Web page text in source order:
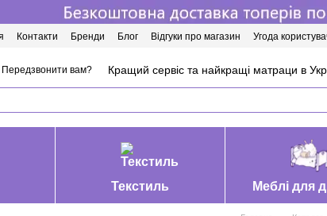
Контакти Бренди Блог Відгуки про магазин Угода
Передзвонити вам? Кращий сервіс та найкращі матраци в
Текстиль Меблі для